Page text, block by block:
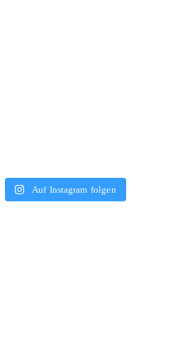
Auf Instagram folgen